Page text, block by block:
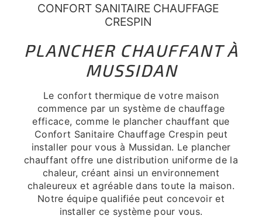
CONFORT SANITAIRE CHAUFFAGE
CRESPIN
PLANCHER CHAUFFANT À
MUSSIDAN
Le confort thermique de votre maison
commence par un système de chauffage
efficace, comme le plancher chauffant que
Confort Sanitaire Chauffage Crespin peut
installer pour vous à Mussidan. Le plancher
chauffant offre une distribution uniforme de la
chaleur, créant ainsi un environnement
chaleureux et agréable dans toute la maison.
Notre équipe qualifiée peut concevoir et
installer ce système pour vous.